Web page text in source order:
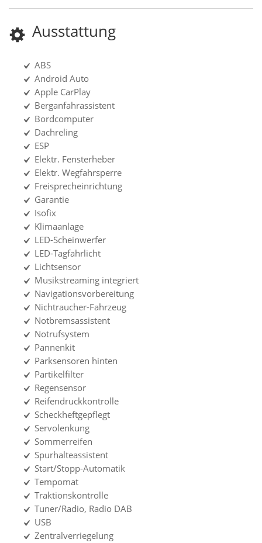
Ausstattung
ABS
Android Auto
Apple CarPlay
Berganfahrassistent
Bordcomputer
Dachreling
ESP
Elektr. Fensterheber
Elektr. Wegfahrsperre
Freisprecheinrichtung
Garantie
Isofix
Klimaanlage
LED-Scheinwerfer
LED-Tagfahrlicht
Lichtsensor
Musikstreaming integriert
Navigationsvorbereitung
Nichtraucher-Fahrzeug
Notbremsassistent
Notrufsystem
Pannenkit
Parksensoren hinten
Partikelfilter
Regensensor
Reifendruckkontrolle
Scheckheftgepflegt
Servolenkung
Sommerreifen
Spurhalteassistent
Start/Stopp-Automatik
Tempomat
Traktionskontrolle
Tuner/Radio, Radio DAB
USB
Zentralverriegelung